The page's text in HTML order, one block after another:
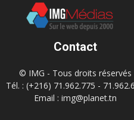
Contact
© IMG - Tous droits réservés
Tél. : (+216) 71.962.775 -
Email : img@planet.tn